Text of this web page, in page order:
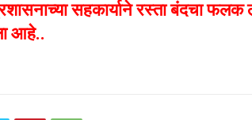
सहकार्याने रस्ता बंदचा फलक
आहे..